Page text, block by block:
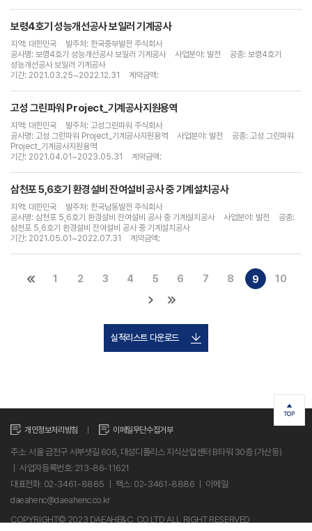
보령4호기 성능개선공사 보일러 기계공사
지역: 대한민국
발주처: 한국중부발전 주식회사
공사명: 보령4호기 성능개선공사 보일러 기계공사
사업분야: 발전
공종: 보령4호기
성능개선공사 보일러 기계공사
기간: 2021.03.25~2022.12.31
계약금액:
고성 그린파워 Project_기계공사지원용역
지역: 대한민국
발주처: 고성그린파워 주식회사
공사명: 고성 그린파워 Project_기계공사지원용역
사업분야: 발전
공종: 고성 그린파워
Project_기계공사지원용역
기간: 2021.04.01~2023.05.31
계약금액:
삼천포 5,6호기 환경설비 잔여설비 공사 중 기계설치공사
지역: 대한민국
발주처: 한국남동발전 주식회사
공사명: 삼천포 5,6호기 환경설비 잔여설비 공사 중 기계설치공사
사업분야: 발전
공종:
삼천포 5,6호기 환경설비 잔여설비 공사 중 기계설치공사
기간: 2021.05.01~2022.07.31
계약금액:
1 2 3 4 5 6 7 8 9 10
실적리스트 다운로드
개인정보처리방침 이메일무단수집거부
주소: 서울 금천구 서부샛길 606, 대성디폴리스 지식산업센터 B타워 30층 (가산동)
ㅣ 사업자등록번호: 213-86-11621
대표전화: 02-3461-8885 ㅣ 팩스: 02-3461-8886 ㅣ 이메일:
daeahenc@daeahenc.co.kr
COPYRIGHT© 2023 DAEAHE&C. CO.LTD ALL RIGHT RESERVED